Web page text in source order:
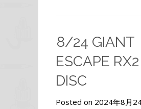
8/24 GIANT
ESCAPE RX2
DISC
Posted on 2024年8月